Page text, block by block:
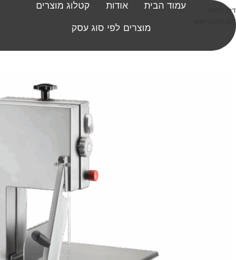
דלג לניווט
דלג לתוכן ראשי
עמוד הבית אודות קטלוג מוצרים
מוצרים לפי סוג עסק